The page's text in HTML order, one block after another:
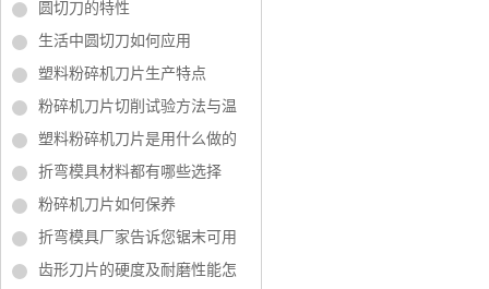
圆切刀的特性
生活中圆切刀如何应用
塑料粉碎机刀片生产特点
粉碎机刀片切削试验方法与温
塑料粉碎机刀片是用什么做的
折弯模具材料都有哪些选择
粉碎机刀片如何保养
折弯模具厂家告诉您锯末可用
齿形刀片的硬度及耐磨性能怎